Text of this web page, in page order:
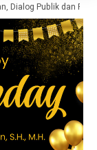
Publik dan